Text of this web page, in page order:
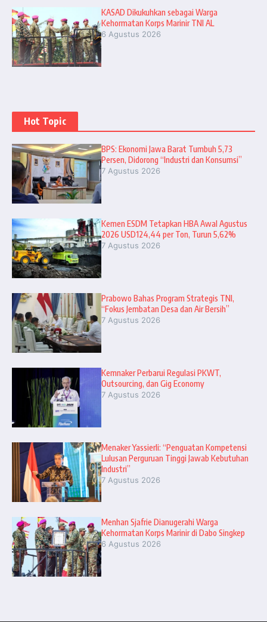
KASAD Dikukuhkan sebagai Warga
Kehormatan Korps Marinir TNI AL
6 Agustus 2026
Hot Topic
BPS: Ekonomi Jawa Barat Tumbuh 5,73
Persen, Didorong “Industri dan Konsumsi”
7 Agustus 2026
Kemen ESDM Tetapkan HBA Awal Agustus
2026 USD124,44 per Ton, Turun 5,62%
7 Agustus 2026
Prabowo Bahas Program Strategis TNI,
“Fokus Jembatan Desa dan Air Bersih”
7 Agustus 2026
Kemnaker Perbarui Regulasi PKWT,
Outsourcing, dan Gig Economy
7 Agustus 2026
Menaker Yassierli: “Penguatan Kompetensi
Lulusan Perguruan Tinggi Jawab Kebutuhan
Industri”
7 Agustus 2026
Menhan Sjafrie Dianugerahi Warga
Kehormatan Korps Marinir di Dabo Singkep
6 Agustus 2026